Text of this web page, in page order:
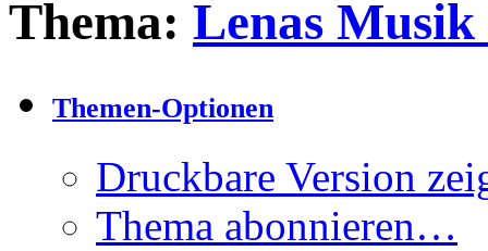
Thema: Lenas
Themen-Optionen
Druckbare Version
Thema abonnieren…